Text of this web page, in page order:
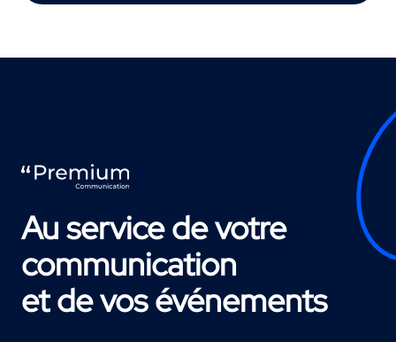
Au service de votre
communication
et de vos événements